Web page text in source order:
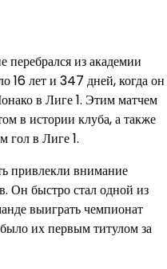
из академии
16 лет и 347 дней, когда он
в Лиге 1. Этим матчем
в истории клуба, а также
гол в Лиге 1.
привлекли внимание
Он быстро стал одной из
выиграть чемпионат
их первым титулом за